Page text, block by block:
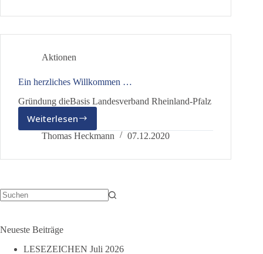
…
Aktionen
Ein herzliches Willkommen …
Gründung dieBasis Landesverband Rheinland-Pfalz
Weiterlesen
Ein
herzliches
…
Thomas Heckmann 07.12.2020
Neueste Beiträge
LESEZEICHEN Juli 2026